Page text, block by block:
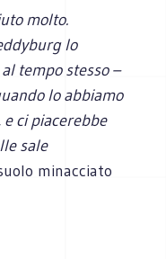
molto.
lo
tempo stesso –
lo abbiamo
ci piacerebbe
sale
minacciato